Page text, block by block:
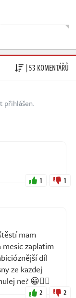
| 53 KOMENTÁŘŮ
přihlášen.
1 1
mam
zaplatim
díl
ze kazdej
ne? 😀🤷‍♂️
2 2